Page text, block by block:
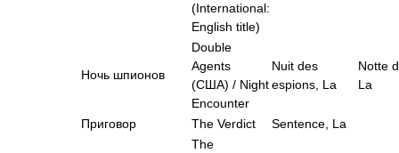
(International:
English title)
Ночь шпионов
Double
Agents
(США) / Night
Encounter
Nuit des
espions, La
Notte
La
Приговор The Verdict Sentence, La
The